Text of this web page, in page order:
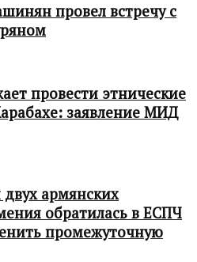
провел встречу с
провести этнические
заявление МИД
армянских
обратилась в ЕСПЧ
промежуточную